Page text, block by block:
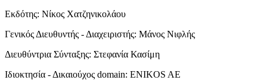
Εκδότης: Νίκος Χατζηνικολάου
Γενικός Διευθυντής - Διαχειριστής: Μάνος Νιφλής
Διευθύντρια Σύνταξης: Στεφανία Κασίμη
Ιδιοκτησία - Δικαιούχος domain: ENIKOS AE